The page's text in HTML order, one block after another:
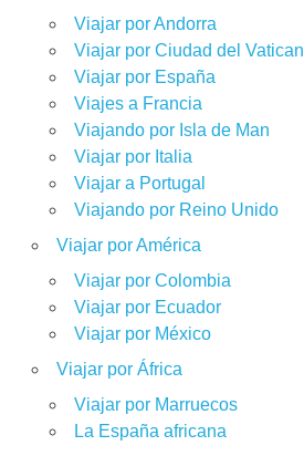
Viajar por Andorra
Viajar por Ciudad del
Viajar por España
Viajes a Francia
Viajando por Isla de Man
Viajar por Italia
Viajar a Portugal
Viajando por Reino Unido
Viajar por América
Viajar por Colombia
Viajar por Ecuador
Viajar por México
Viajar por África
Viajar por Marruecos
La España africana